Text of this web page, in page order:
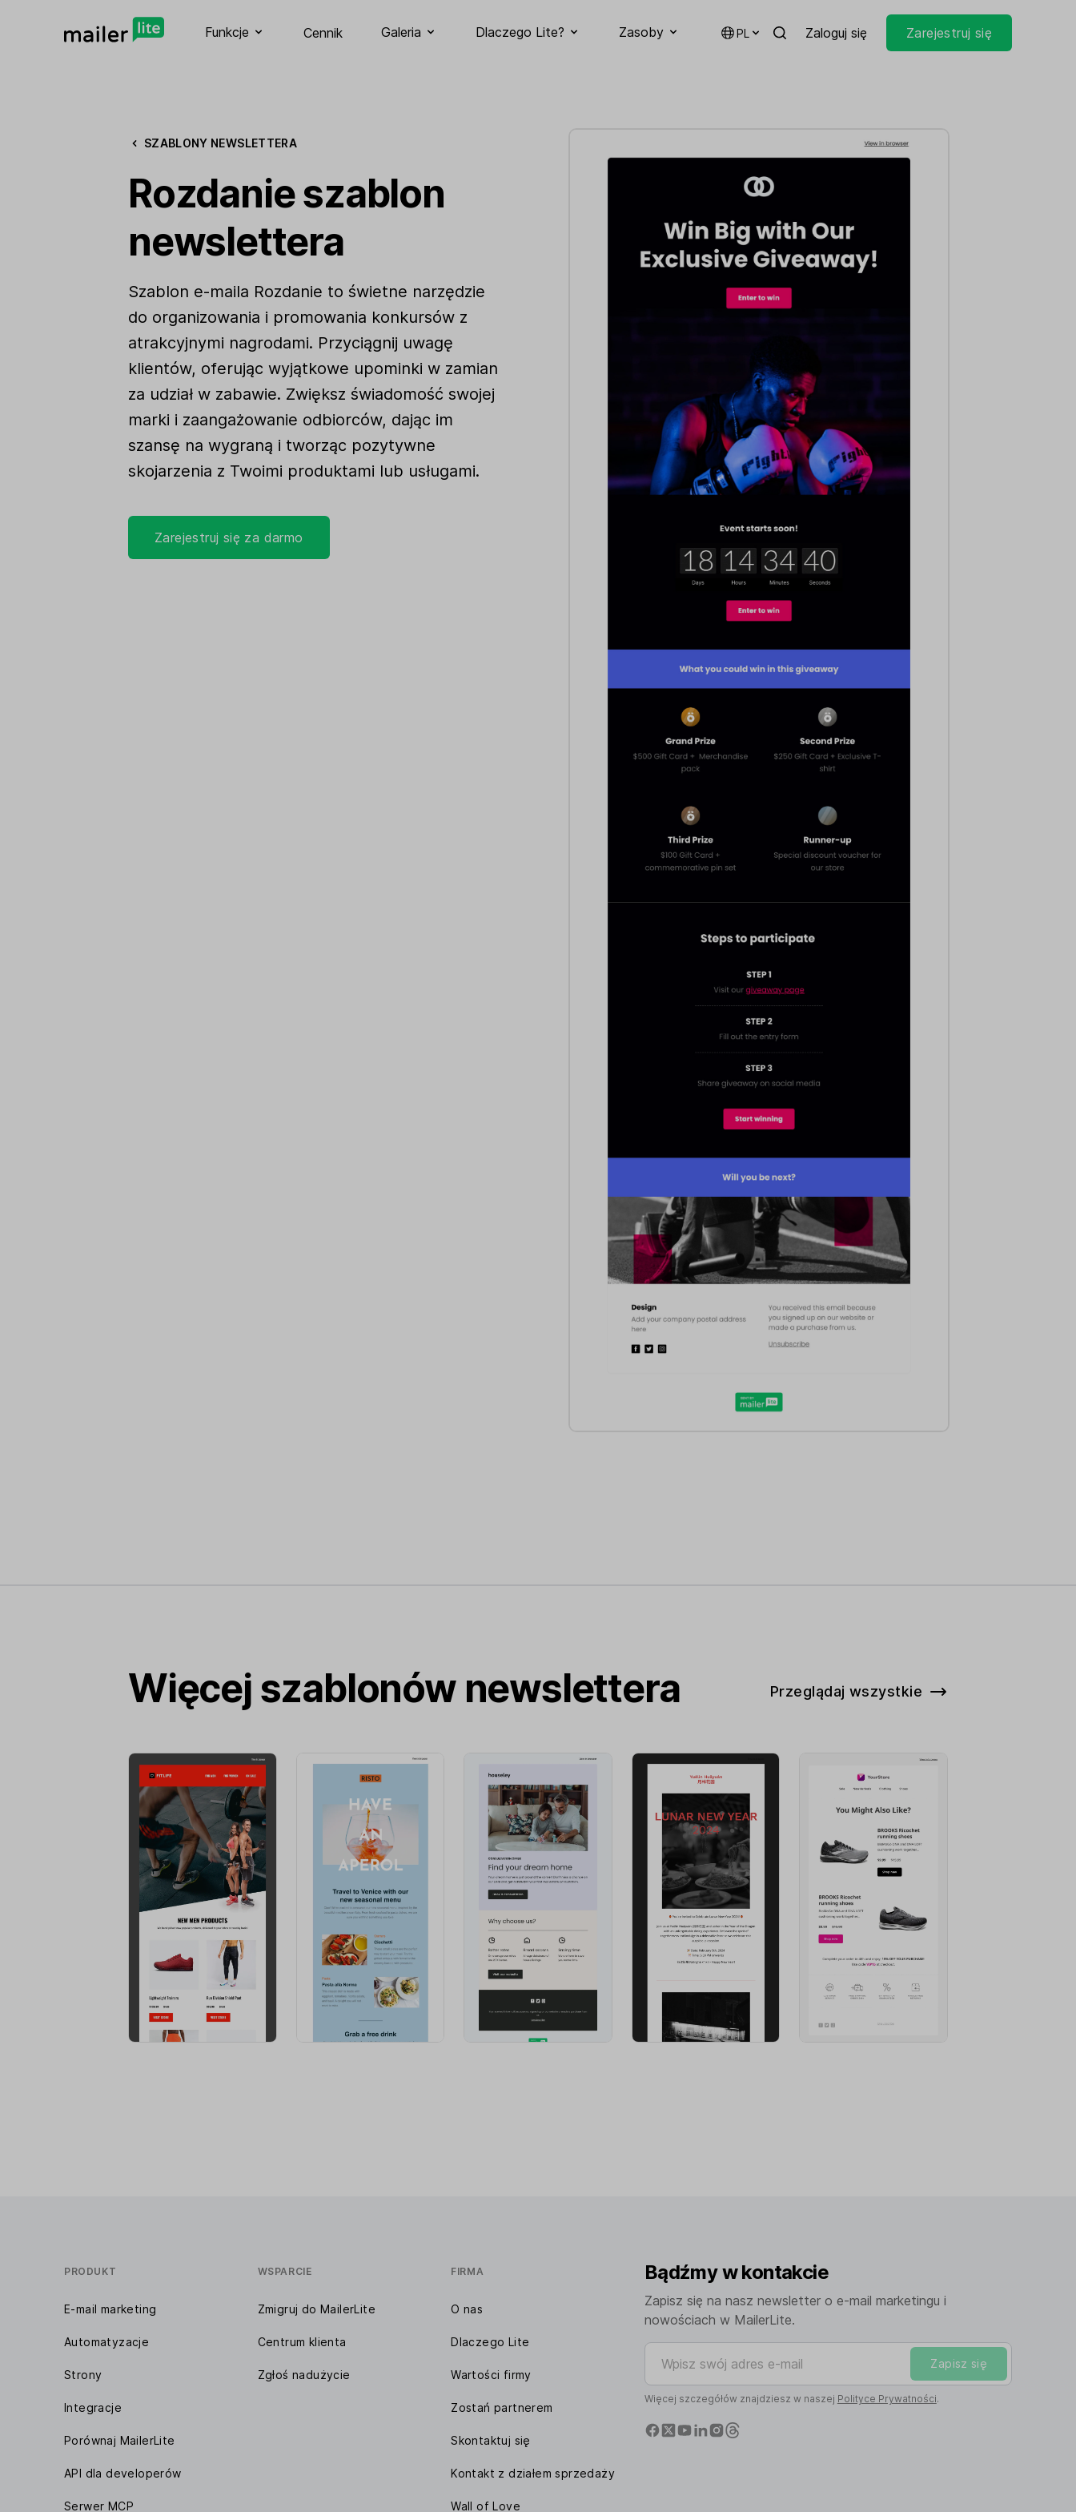
Funkcje Cennik Galeria Dlaczego Lite? Zasoby PL Zaloguj się Zarejestruj się
SZABLONY NEWSLETTERA
Rozdanie szablon
newslettera
Szablon e-maila Rozdanie to świetne narzędzie
do organizowania i promowania konkursów z
atrakcyjnymi nagrodami. Przyciągnij uwagę
klientów, oferując wyjątkowe upominki w zamian
za udział w zabawie. Zwiększ świadomość swojej
marki i zaangażowanie odbiorców, dając im
szansę na wygraną i tworząc pozytywne
skojarzenia z Twoimi produktami lub usługami.
Zarejestruj się za darmo
Więcej szablonów newslettera Przeglądaj wszystkie
PRODUKT
E-mail marketing
Automatyzacje
Strony
Integracje
Porównaj MailerLite
API dla developerów
Serwer MCP
WSPARCIE
Zmigruj do MailerLite
Centrum klienta
Zgłoś nadużycie
FIRMA
O nas
Dlaczego Lite
Wartości firmy
Zostań partnerem
Skontaktuj się
Kontakt z działem sprzedaży
Wall of Love
Bądźmy w kontakcie
Zapisz się na nasz newsletter o e-mail marketingu i
nowościach w MailerLite.
Wpisz swój adres e-mail
Zapisz się
Więcej szczegółów znajdziesz w naszej Polityce Prywatności.